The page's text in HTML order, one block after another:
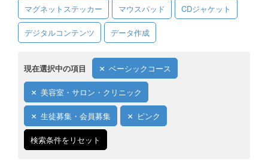
マグネットステッカー マウスパッド CDジャケット
デジタルコンテンツ データ作成
現在選択中の項目 ベーシックコース
美容室・サロン・クリニック
生徒募集・会員募集 ピンク
検索条件をリセット